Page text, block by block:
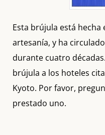
Esta brújula está hecha
artesanía, y ha
durante cuatro
brújula a los hoteles
Kyoto. Por favor,
prestado uno.